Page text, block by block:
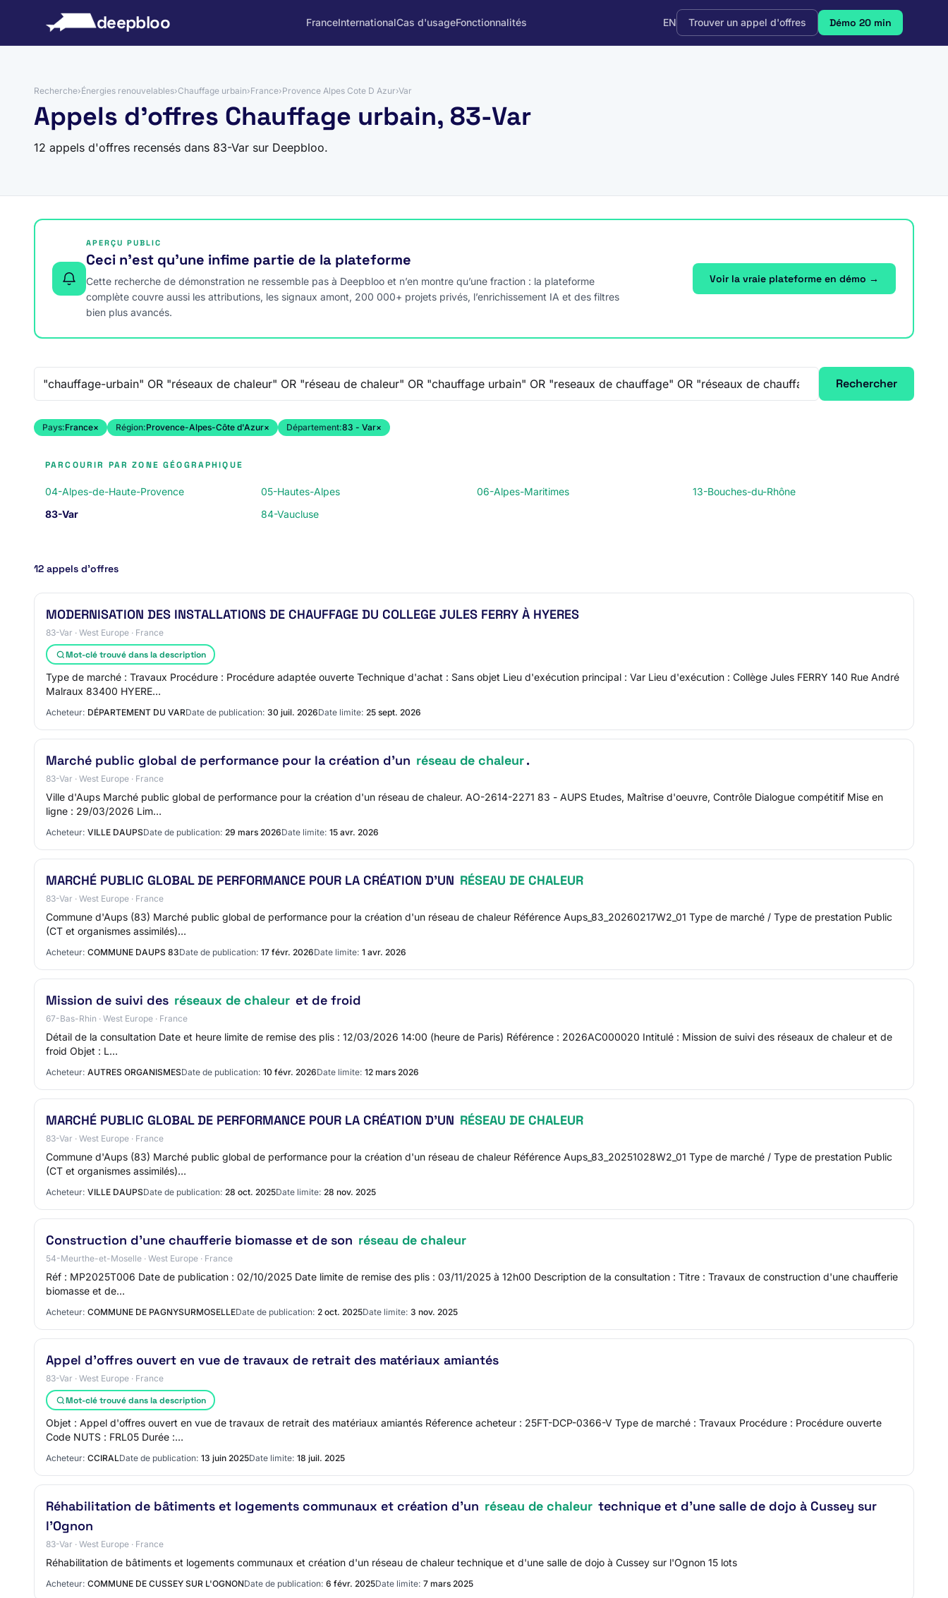
deepbloo FranceInternationalCas d'usageFonctionnalités EN Trouver un appel d'offres Démo 20 min
Recherche›Énergies renouvelables›Chauffage urbain›France›Provence Alpes Cote D Azur›Var
Appels d'offres Chauffage urbain, 83-Var
12 appels d'offres recensés dans 83-Var sur Deepbloo.
APERÇU PUBLIC
Ceci n’est qu’une infime partie de la plateforme
Cette recherche de démonstration ne ressemble pas à Deepbloo et n’en montre qu’une fraction : la plateforme
complète couvre aussi les attributions, les signaux amont, 200 000+ projets privés, l’enrichissement IA et des filtres
bien plus avancés.
Voir la vraie plateforme en démo →
Rechercher
Pays:France× Région:Provence-Alpes-Côte d'Azur× Département:83 - Var×
PARCOURIR PAR ZONE GÉOGRAPHIQUE
04-Alpes-de-Haute-Provence 05-Hautes-Alpes 06-Alpes-Maritimes
13-Bouches-du-Rhône
83-Var
84-Vaucluse
12 appels d’offres
MODERNISATION DES INSTALLATIONS DE CHAUFFAGE DU COLLEGE JULES FERRY À HYERES
83-Var · West Europe · France
Mot-clé trouvé dans la description
Type de marché : Travaux Procédure : Procédure adaptée ouverte Technique d'achat : Sans objet Lieu d'exécution principal : Var Lieu d'exécution : Collège Jules FERRY 140 Rue André
Malraux 83400 HYERE…
Acheteur: DÉPARTEMENT DU VARDate de publication: 30 juil. 2026Date limite: 25 sept. 2026
Marché public global de performance pour la création d'un réseau de chaleur.
83-Var · West Europe · France
Ville d'Aups Marché public global de performance pour la création d'un réseau de chaleur. AO-2614-2271 83 - AUPS Etudes, Maîtrise d'oeuvre, Contrôle Dialogue compétitif Mise en
ligne : 29/03/2026 Lim…
Acheteur: VILLE DAUPSDate de publication: 29 mars 2026Date limite: 15 avr. 2026
MARCHÉ PUBLIC GLOBAL DE PERFORMANCE POUR LA CRÉATION D'UN RÉSEAU DE CHALEUR
83-Var · West Europe · France
Commune d'Aups (83) Marché public global de performance pour la création d'un réseau de chaleur Référence Aups_83_20260217W2_01 Type de marché / Type de prestation Public
(CT et organismes assimilés)…
Acheteur: COMMUNE DAUPS 83Date de publication: 17 févr. 2026Date limite: 1 avr. 2026
Mission de suivi des réseaux de chaleur et de froid
67-Bas-Rhin · West Europe · France
Détail de la consultation Date et heure limite de remise des plis : 12/03/2026 14:00 (heure de Paris) Référence : 2026AC000020 Intitulé : Mission de suivi des réseaux de chaleur et de
froid Objet : L…
Acheteur: AUTRES ORGANISMESDate de publication: 10 févr. 2026Date limite: 12 mars 2026
MARCHÉ PUBLIC GLOBAL DE PERFORMANCE POUR LA CRÉATION D'UN RÉSEAU DE CHALEUR
83-Var · West Europe · France
Commune d'Aups (83) Marché public global de performance pour la création d'un réseau de chaleur Référence Aups_83_20251028W2_01 Type de marché / Type de prestation Public
(CT et organismes assimilés)…
Acheteur: VILLE DAUPSDate de publication: 28 oct. 2025Date limite: 28 nov. 2025
Construction d'une chaufferie biomasse et de son réseau de chaleur
54-Meurthe-et-Moselle · West Europe · France
Réf : MP2025T006 Date de publication : 02/10/2025 Date limite de remise des plis : 03/11/2025 à 12h00 Description de la consultation : Titre : Travaux de construction d'une chaufferie
biomasse et de…
Acheteur: COMMUNE DE PAGNYSURMOSELLEDate de publication: 2 oct. 2025Date limite: 3 nov. 2025
Appel d'offres ouvert en vue de travaux de retrait des matériaux amiantés
83-Var · West Europe · France
Mot-clé trouvé dans la description
Objet : Appel d'offres ouvert en vue de travaux de retrait des matériaux amiantés Réference acheteur : 25FT-DCP-0366-V Type de marché : Travaux Procédure : Procédure ouverte
Code NUTS : FRL05 Durée :…
Acheteur: CCIRALDate de publication: 13 juin 2025Date limite: 18 juil. 2025
Réhabilitation de bâtiments et logements ‎communaux et création d'un réseau de ‎chaleur technique et d'une salle de dojo à Cussey sur
l'Ognon
83-Var · West Europe · France
Réhabilitation de bâtiments et logements ‎communaux et création d'un réseau de ‎chaleur technique et d'une salle de dojo à Cussey sur l'Ognon 15 lots
Acheteur: COMMUNE DE CUSSEY SUR L'OGNONDate de publication: 6 févr. 2025Date limite: 7 mars 2025